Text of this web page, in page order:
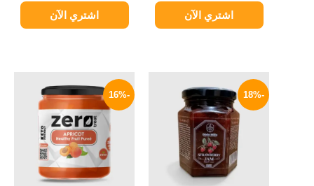
اشتري الآن اشتري الآن
-18%
الأصلي
هو:
60 EGP.
الحالي
هو:
49 EGP.
-16%
الأصلي
هو:
130 EGP.
الحالي
هو:
109 EGP.